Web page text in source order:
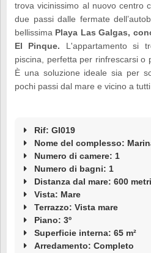
trova vicinissimo al nuovo centro
due passi dalle fermate
bellissima Playa Las Galgas,
El Pinque. L'appartamento si
piscina, perfetta per rinfrescarsi o
È una soluzione ideale sia per
pochi passi dal mare e vicino a
Rif: GI019
Nome del complesso:
Numero di camere: 1
Numero di bagni: 1
Distanza dal mare: 600 metri
Vista: Mare
Terrazzo: Vista mare
Piano: 3º
Superficie interna: 65 m²
Arredamento: Completo